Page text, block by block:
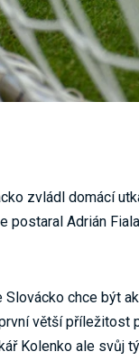
zvládl domácí
postaral Adrián
Slovácko chce být
větší příležitost
Kolenko ale svůj